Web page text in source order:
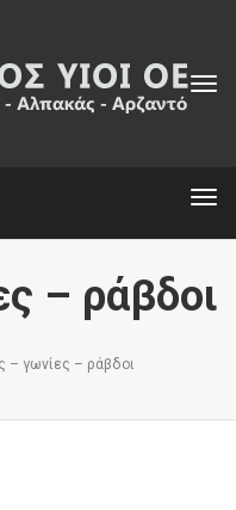
– ράβδοι
– γωνίες – ράβδοι